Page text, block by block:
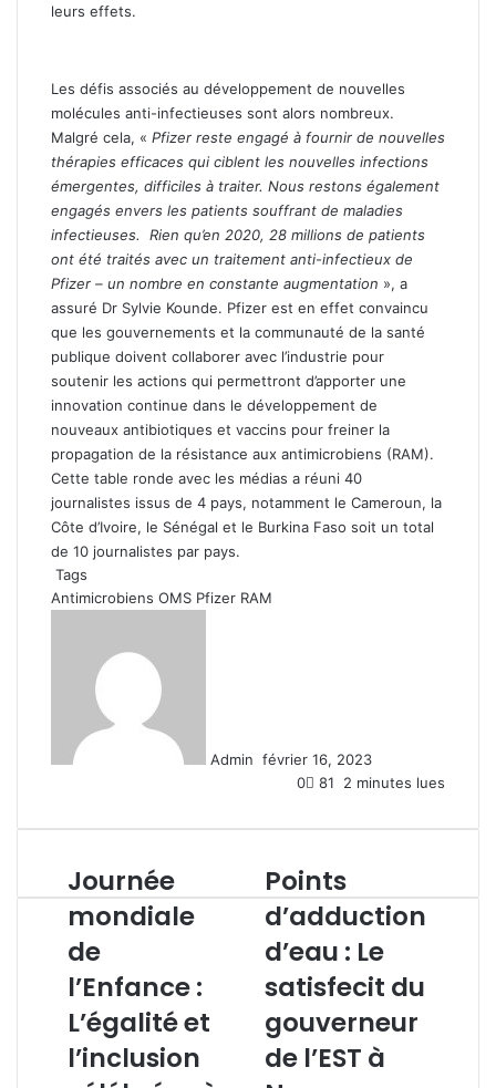
leurs effets.
Les défis associés au développement de nouvelles
molécules anti-infectieuses sont alors nombreux.
Malgré cela, « Pfizer reste engagé à fournir de nouvelles
thérapies efficaces qui ciblent les nouvelles infections
émergentes, difficiles à traiter. Nous restons également
engagés envers les patients souffrant de maladies
infectieuses. Rien qu’en 2020, 28 millions de patients
ont été traités avec un traitement anti-infectieux de
Pfizer – un nombre en constante augmentation », a
assuré Dr Sylvie Kounde. Pfizer est en effet convaincu
que les gouvernements et la communauté de la santé
publique doivent collaborer avec l’industrie pour
soutenir les actions qui permettront d’apporter une
innovation continue dans le développement de
nouveaux antibiotiques et vaccins pour freiner la
propagation de la résistance aux antimicrobiens (RAM).
Cette table ronde avec les médias a réuni 40
journalistes issus de 4 pays, notamment le Cameroun, la
Côte d’Ivoire, le Sénégal et le Burkina Faso soit un total
de 10 journalistes par pays.
Tags
Antimicrobiens OMS Pfizer RAM
Admin r
c
u
r
r
l
février 16, 2023
0
81 2 minutes lues
o
u
r
e
m
Journée
mondiale
de
l’Enfance :
L’égalité et
l’inclusion
P
o
i
n
s
d
’
a
d
Points
d’adduction
d’eau : Le
satisfecit du
gouverneur
de l’EST à